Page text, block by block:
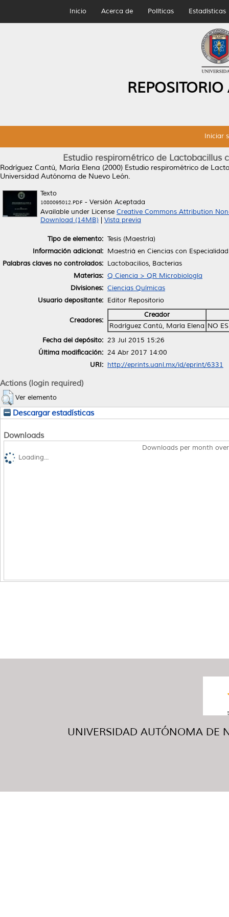
Inicio Acerca de Políticas Estadísticas
Iniciar
Estudio respirométrico de Lactobacillus
Rodríguez Cantú, María Elena (2000) Estudio respirométrico de
Universidad Autónoma de Nuevo León.
Texto
1080095012.PDF - Versión Aceptada
Available under License Creative Commons Attribution
Download (14MB)
Vista previa
Tipo de elemento: Tesis (Maestría)
Información adicional: Maestriá en Ciencias con
Palabras claves no controlados: Lactobacilios, Bacterias
Materias: Q Ciencia > QR Microbiología
Divisiones: Ciencias Químicas
Usuario depositante: Editor Repositorio
Creadores:
Creador
Rodríguez Cantú, María Elena NO
Fecha del depósito: 23 Jul 2015 15:26
Última modificación: 24 Abr 2017 14:00
URI: http://eprints.uanl.mx/id/eprint/6331
Actions (login required)
Ver elemento
Descargar estadísticas
Downloads
Downloads per month
Loading...
UNIVERSIDAD AUTÓNOMA DE